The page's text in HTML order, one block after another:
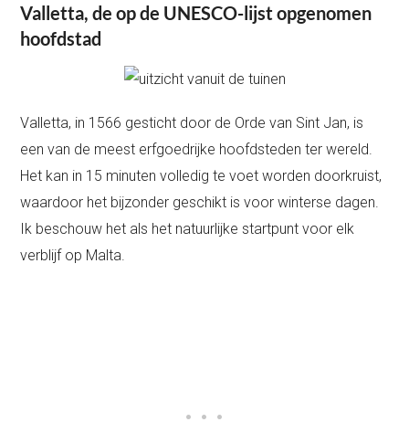
Valletta, de op de UNESCO-lijst opgenomen
hoofdstad
Valletta, in 1566 gesticht door de Orde van Sint Jan, is
een van de meest erfgoedrijke hoofdsteden ter wereld.
Het kan in 15 minuten volledig te voet worden doorkruist,
waardoor het bijzonder geschikt is voor winterse dagen.
Ik beschouw het als het natuurlijke startpunt voor elk
verblijf op Malta.